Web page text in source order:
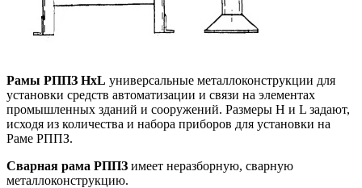
Рамы РППЗ HxL универсальные металлоконструкции для
установки средств автоматизации и связи на элементах
промышленных зданий и сооружений. Размеры H и L задают,
исходя из количества и набора приборов для установки на
Раме РППЗ.
Сварная рама РППЗ имеет неразборную, сварную
металлоконструкцию.